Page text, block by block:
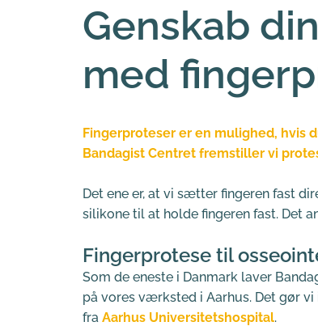
Genskab
med
Fingerproteser er en mulighed, hvis
Bandagist Centret fremstiller vi
Det ene er, at vi sætter fingeren fast
silikone til at holde fingeren fast. Det
Fingerprotese til
Som de eneste i Danmark laver
på vores værksted i Aarhus. Det gør
fra Aarhus Universitetshospital.